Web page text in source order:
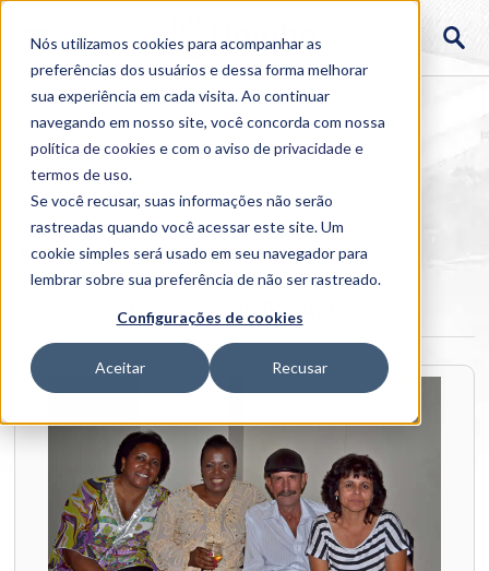
Nós utilizamos cookies para acompanhar as
preferências dos usuários e dessa forma melhorar
sua experiência em cada visita. Ao continuar
navegando em nosso site, você concorda com nossa
política de cookies e com o aviso deprivacidade e
termos de uso.
Se você recusar, suas informações não serão
rastreadas quando você acessar este site. Um
cookie simples será usado em seu navegador para
lembrar sobre sua preferência de não ser rastreado.
Configurações de cookies
Aceitar Recusar
Home > Institucional > Galerias > Homenagem 65 Anos
Homenagem 65 Anos